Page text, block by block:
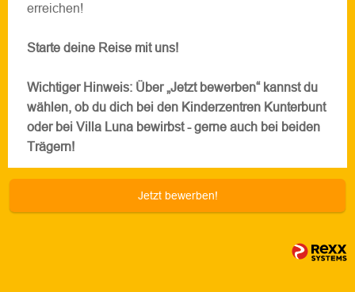
erreichen!
Starte deine Reise mit uns!
Wichtiger Hinweis: Über „Jetzt bewerben“ kannst du
wählen, ob du dich bei den Kinderzentren Kunterbunt
oder bei Villa Luna bewirbst - gerne auch bei beiden
Trägern!
Jetzt bewerben!